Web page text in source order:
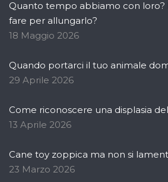
Quanto tempo abbiamo con loro?
fare per allungarlo?
18 Maggio 2026
Quando portarci il tuo animale
29 Aprile 2026
Come riconoscere una displasia
13 Aprile 2026
Cane toy zoppica ma non si
23 Marzo 2026